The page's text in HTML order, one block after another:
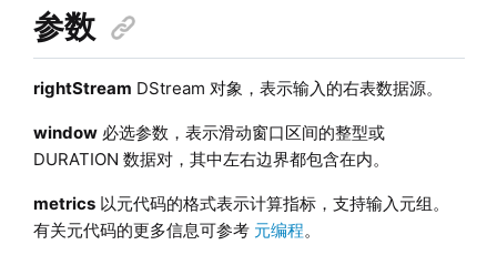
参数
rightStream DStream 对象，表示输入的右表数据源。
window必选参数，表示滑动窗口区间的整型或
DURATION 数据对，其中左右边界都包含在内。
metrics以元代码的格式表示计算指标，支持输入元组。
有关元代码的更多信息可参考 元编程。